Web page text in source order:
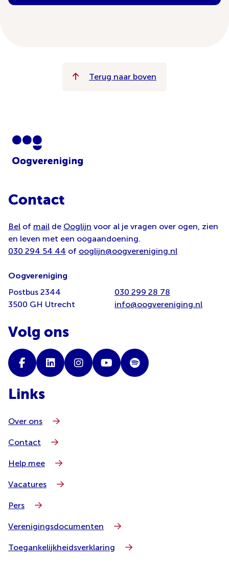
Terug naar boven
Contact
Bel of mail de Ooglijn voor al je vragen over ogen, zien
en leven met een oogaandoening.
030 294 54 44 of ooglijn@oogvereniging.nl
Oogvereniging
Postbus 2344
3500 GH Utrecht
030 299 28 78
info@oogvereniging.nl
Volg ons
Links
Over ons
Contact
Help mee
Vacatures
Pers
Verenigingsdocumenten
Toegankelijkheidsverklaring